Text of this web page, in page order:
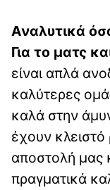
Αναλυτικά
Για το ματς
είναι απλά
καλύτερες
καλά στην
έχουν κλειστό
αποστολή μας
πραγματικά